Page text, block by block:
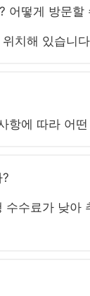
어떻게 방문할
치해 있습니
항에 따라 어
수료가 낮아